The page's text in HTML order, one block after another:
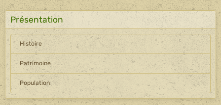
Présentation
Histoire
Patrimoine
Population